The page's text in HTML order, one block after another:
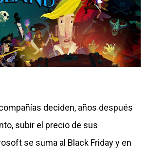
deciden, años después
subir el precio de sus
se suma al Black Friday y en